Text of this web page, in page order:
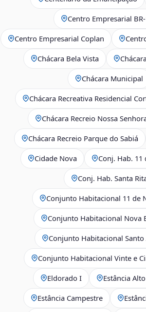
Centro Empresarial
Centro Empresarial Coplan
Chácara Bela Vista
Chácara Municipal
Chácara Recreativa Residencial
Chácara Recreio Nossa
Chácara Recreio Parque do Sabiá
Cidade Nova Conj. Hab.
Conj. Hab. Santa
Conjunto Habitacional 11 de
Conjunto Habitacional Nova
Conjunto Habitacional
Conjunto Habitacional Vinte e
Eldorado I Estância
Estância Campestre